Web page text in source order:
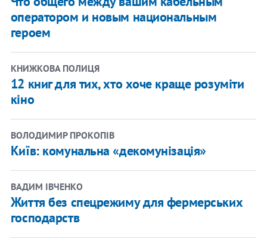
оператором и новым национальным
героем
КНИЖКОВА ПОЛИЦЯ
12 книг для тих, хто хоче краще розуміти
кіно
ВОЛОДИМИР ПРОКОПІВ
Київ: комунальна «декомунізація»
ВАДИМ ІВЧЕНКО
Життя без спецрежиму для фермерських
господарств